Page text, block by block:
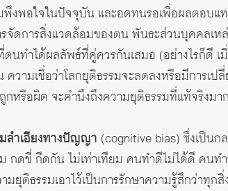
งพอใจในปัจจุบัน และอดทนรอเพื่อผลตอบแ
จัดการสิ่งแวดล้อมของตน พันธะส่วนบุคคลเห
นทำได้ผลลัพธ์ที่คู่ควรกันเสมอ (อย่างไรก็ดี
ามเชื่อว่าโลกยุติธรรมจะลดลงหรือมีการเ
กหรือผิด จะคำนึงถึงความยุติธรรมที่แท้จริง
ลำเอียงทางปัญญา (cognitive bias) ซึ่งเป็นก
กดขี่ กีดกัน ไม่เท่าเทียม คนทำดีไม่ได้ดี คนท
ยุติธรรมเอาไว้เป็นการรักษาความรู้สึกว่าทุก